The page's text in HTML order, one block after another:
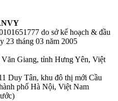
do sở kế hoạch & đầu
23 tháng 03 năm 2005
Giang, tỉnh Hưng Yên, Việt
Duy Tân, khu đô thị mới Cầu
phố Hà Nội, Việt Nam